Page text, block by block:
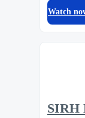
Watch
SIRH